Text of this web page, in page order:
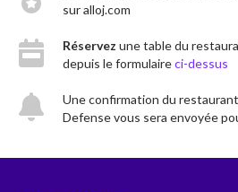
sur alloj.com
Réservez une table du
depuis le formulaireci-dessus
Une confirmation du
Defense vous sera envoyée